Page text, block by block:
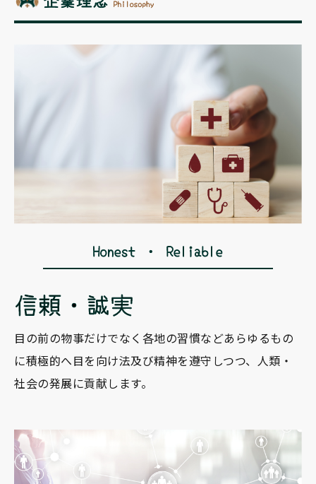
目の前の物事だけでなく 各地の習慣などあらゆるもの
に積極的へ目を向け法及び精神を遵守しつつ、人類・
社会の発展に貢献します。